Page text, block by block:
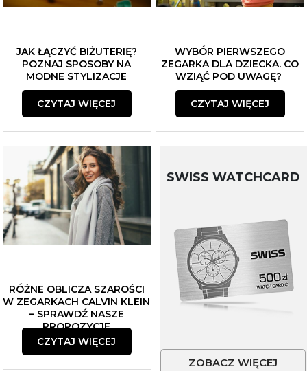
JAK ŁĄCZYĆ BIŻUTERIĘ?
POZNAJ SPOSOBY NA
MODNE STYLIZACJE
CZYTAJ WIĘCEJ
WYBÓR PIERWSZEGO
ZEGARKA DLA DZIECKA. CO
WZIĄĆ POD UWAGĘ?
CZYTAJ WIĘCEJ
RÓŻNE OBLICZA SZAROŚCI
W ZEGARKACH CALVIN KLEIN
– SPRAWDŹ NASZE
PROPOZYCJE
CZYTAJ WIĘCEJ
SWISS WATCHCARD
ZOBACZ WIĘCEJ